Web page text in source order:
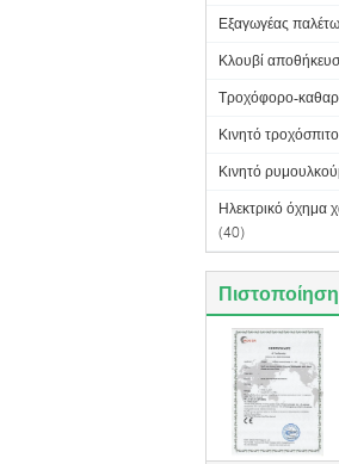
Εξαγωγέας
Κλουβί
Τροχόφορο-
Κινητό
Κινητό
Ηλεκτρικό όχημα
(40)
Πιστοποίηση